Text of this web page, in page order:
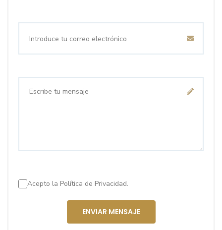
Acepto la Política de Privacidad.
ENVIAR MENSAJE